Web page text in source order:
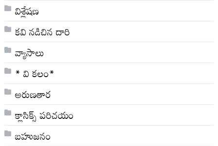
విశ్లేషణ
కవి నడిచిన దారి
వ్యాసాలు
* వి క‌లం*
అరుణతార
క్లాసిక్స్ ప‌రిచ‌యం
బహుజనం